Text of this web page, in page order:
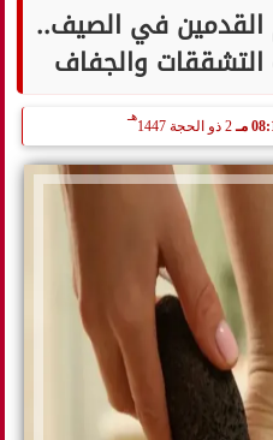
القدمين في الصيف..
التشققات والجفاف
مـ 2 ذو الحجة 1447
هـ